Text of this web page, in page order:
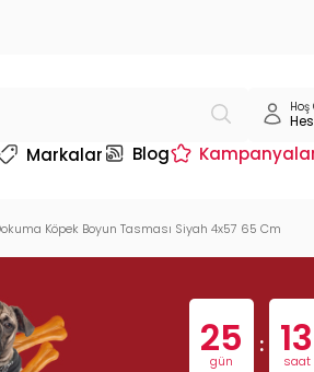
Markalar Blog
Köpek Boyun Tasması Siyah 4x57 65 Cm
25
gün
: 13
saat